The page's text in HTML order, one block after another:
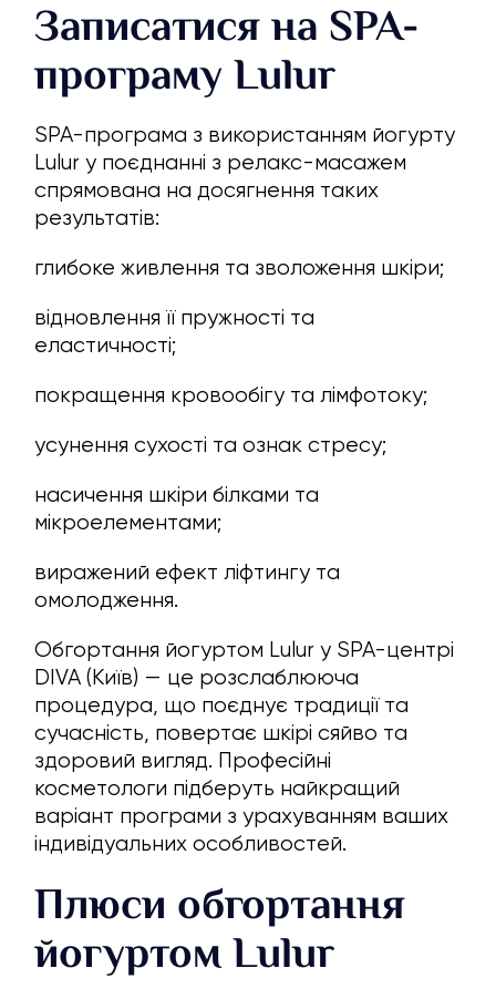
Записатися на SPA-
програму Lulur
SPA-програма з використанням йогурту
Lulur у поєднанні з релакс-масажем
спрямована на досягнення таких
результатів:
глибоке живлення та зволоження шкіри;
відновлення її пружності та
еластичності;
покращення кровообігу та лімфотоку;
усунення сухості та ознак стресу;
насичення шкіри білками та
мікроелементами;
виражений ефект ліфтингу та
омолодження.
Обгортання йогуртом Lulur у SPA-центрі
DIVA (Київ) — це розслаблююча
процедура, що поєднує традиції та
сучасність, повертає шкірі сяйво та
здоровий вигляд. Професійні
косметологи підберуть найкращий
варіант програми з урахуванням ваших
індивідуальних особливостей.
Плюси обгортання
йогуртом Lulur